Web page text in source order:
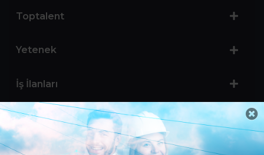
Toptalent
Yetenek
İş İlanları
Sertifika Programları
Yetenek Testleri